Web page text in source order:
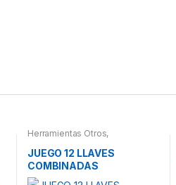
Herramientas Otros,
Herramientas De Mano
JUEGO 12 LLAVES
COMBINADAS
ARTICULADAS